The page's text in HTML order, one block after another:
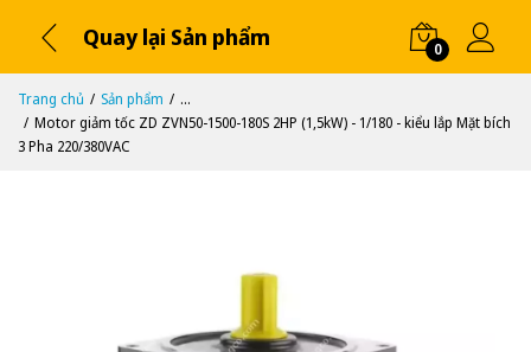
Quay lại Sản phẩm 0
Trang chủ Sản phẩm
...
Motor giảm tốc ZD ZVN50-1500-180S 2HP (1,5kW) - 1/180 - kiểu lắp Mặt bích
3 Pha 220/380VAC